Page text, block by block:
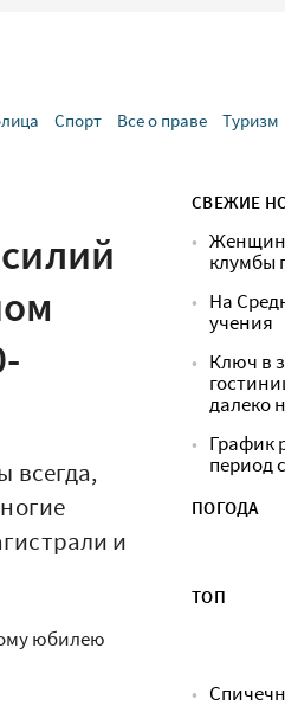
Спорт Все о праве Туризм
всегда,
и
юбилею
СВЕЖИЕ
клумбы
На
учения
Ключ в
далеко
График
период
ПОГОДА
ТОП